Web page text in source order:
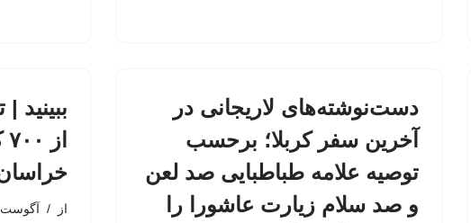
دست‌نوشته‌های لاریجانی در
آخرین سفر کربلا؛ برحسب
توصیه علامه طباطبایی صد لعن
و صد سلام زیارت عاشورا را
از آگوست 6, 2026